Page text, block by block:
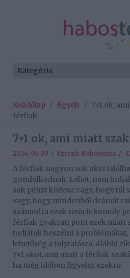
Kezdőlap / Egyéb / 7+1 ok,
férfiak
7+1 ok, ami miatt
2024-05-29 / Szerző: Habostorta /
A férfiak nagyon sok okot
gondolkodnak. Lehet, nem
sok pénzt költesz vagy, hogy túl
vagy, hogy mindenből drámát
számodra ezek nem is komoly
férfiak gyakran pont ezek miatt
tudjátok beszélni a
lehetőség a folytatásra. Alábbi
7+1 okot, ami miatt a férfiak
ha még időben figyelsz ezekre.